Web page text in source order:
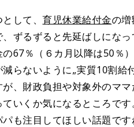
して、 育児休業給付金の
ずるずると先延ばしにな
67％（６カ月以降は50％
らないように„実質10割給
が、財政負担や対象外のマ
ていくか気になるところで
も注目してほしい話題です